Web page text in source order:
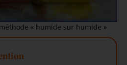
« humide sur humide »